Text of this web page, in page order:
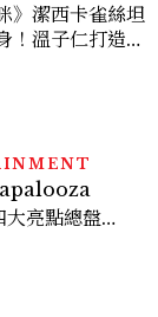
》潔西卡雀絲坦
！溫子仁打造年
亮點總盤